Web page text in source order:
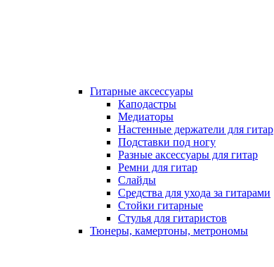
Гитарные аксессуары
Каподастры
Медиаторы
Настенные держатели для гитар
Подставки под ногу
Разные аксессуары для гитар
Ремни для гитар
Слайды
Средства для ухода за гитарами
Стойки гитарные
Стулья для гитаристов
Тюнеры, камертоны, метрономы